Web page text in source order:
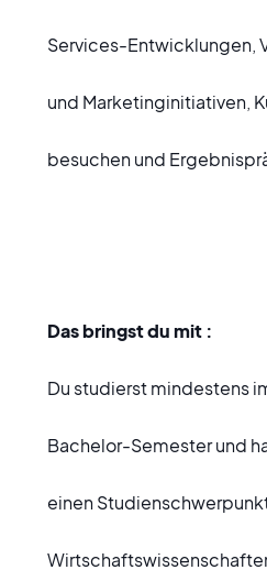
Services-Entwicklungen,
und Marketinginitiativen,
besuchen und
Das bringst du mit :
Du studierst mindestens
Bachelor-Semester und
einen